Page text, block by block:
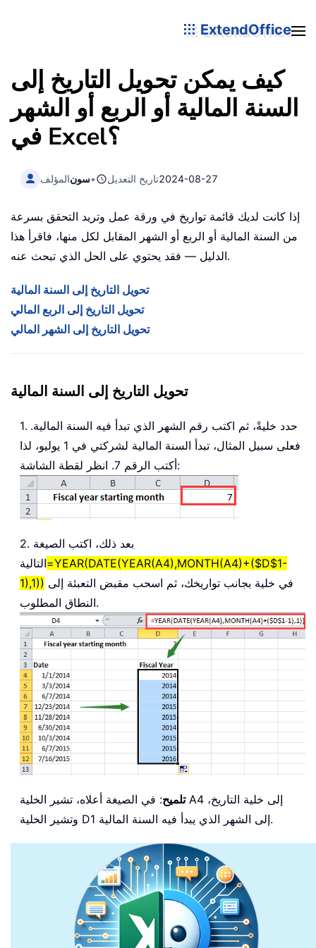
ExtendOffice
كيف يمكن تحويل التاريخ إلى
السنة المالية أو الربع أو الشهر
في Excel؟
المؤلفسون• تاريخ التعديل2024-08-27
إذا كانت لديك قائمة تواريخ في ورقة عمل وتريد التحقق بسرعة
من السنة المالية أو الربع أو الشهر المقابل لكل منها، فاقرأ هذا
الدليل — فقد يحتوي على الحل الذي تبحث عنه.
تحويل التاريخ إلى السنة المالية
تحويل التاريخ إلى الربع المالي
تحويل التاريخ إلى الشهر المالي
تحويل التاريخ إلى السنة المالية
1. حدد خليةً، ثم اكتب رقم الشهر الذي تبدأ فيه السنة المالية.
فعلى سبيل المثال، تبدأ السنة المالية لشركتي في 1 يوليو، لذا
أكتب الرقم 7. انظر لقطة الشاشة:
2. بعد ذلك، اكتب الصيغة
التالية=YEAR(DATE(YEAR(A4),MONTH(A4)+($D$1-
1),1))
النطاق المطلوب.
تلميح: في الصيغة أعلاه، تشير الخلية A4 إلى خلية التاريخ،
وتشير الخلية D1 إلى الشهر الذي يبدأ فيه السنة المالية.